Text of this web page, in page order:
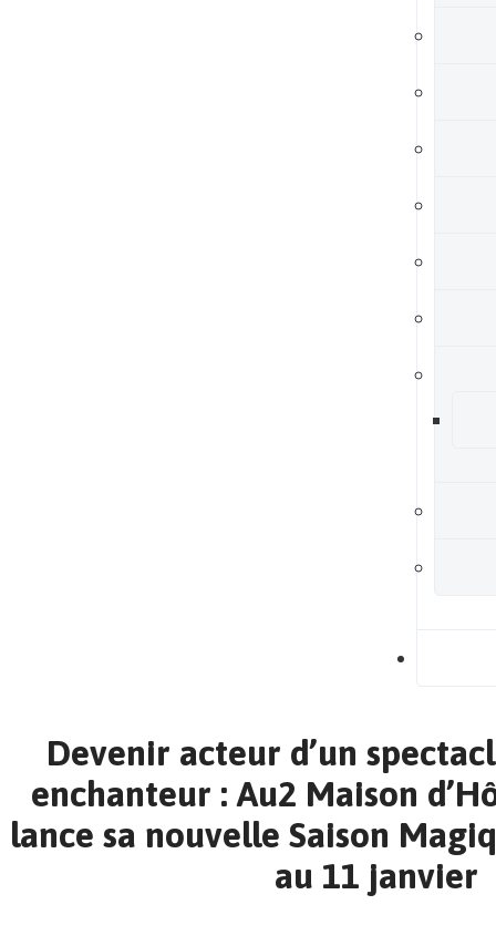
Devenir acteur d’un
enchanteur : Au2 Maison
lance sa nouvelle Saison
au 11 janvier